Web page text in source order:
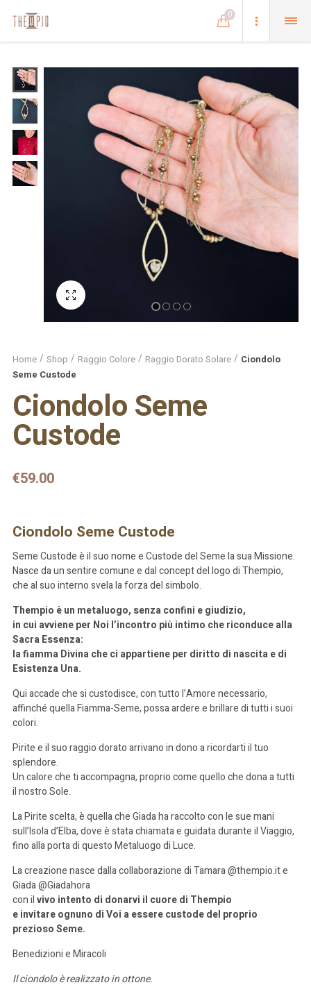
0
Home Shop Raggio Colore Raggio Dorato Solare
Ciondolo
Seme Custode
Ciondolo Seme
Custode
€59.00
Ciondolo Seme Custode
Seme Custode è il suo nome e Custode del Seme la sua Missione.
Nasce da un sentire comune e dal concept del logo di Thempio,
che al suo interno svela la forza del simbolo.
Thempio è un metaluogo, senza confini e giudizio,
in cui avviene per Noi l’incontro più intimo che riconduce alla
Sacra Essenza:
la fiamma Divina che ci appartiene per diritto di nascita e di
Esistenza Una.
Qui accade che si custodisce, con tutto l’Amore necessario,
affinché quella Fiamma-Seme, possa ardere e brillare di tutti i suoi
colori.
Pirite e il suo raggio dorato arrivano in dono a ricordarti il tuo
splendore.
Un calore che ti accompagna, proprio come quello che dona a tutti
il nostro Sole.
La Pirite scelta, è quella che Giada ha raccolto con le sue mani
sull’Isola d’Elba, dove è stata chiamata e guidata durante il Viaggio,
fino alla porta di questo Metaluogo di Luce.
La creazione nasce dalla collaborazione di Tamara @thempio.it e
Giada @Giadahora
con ilvivo intento di donarvi il cuore di Thempio
e invitare ognuno di Voi a essere custode del proprio
prezioso Seme.
Benedizioni e Miracoli
Il ciondolo è realizzato in ottone.